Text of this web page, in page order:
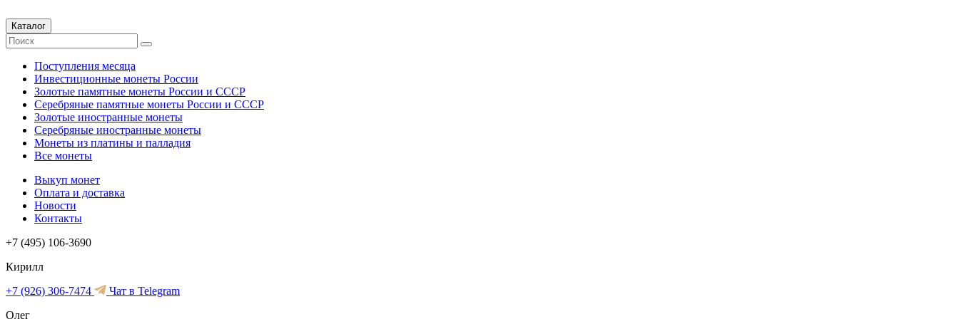
Каталог
Поступления месяца
Инвестиционные монеты России
Золотые памятные монеты России и СССР
Серебряные памятные монеты России и СССР
Золотые иностранные монеты
Серебряные иностранные монеты
Монеты из платины и палладия
Все монеты
Выкуп монет
Оплата и доставка
Новости
Контакты
+7 (495) 106-3690
Кирилл
+7 (926) 306-7474
Чат в Telegram
Олег